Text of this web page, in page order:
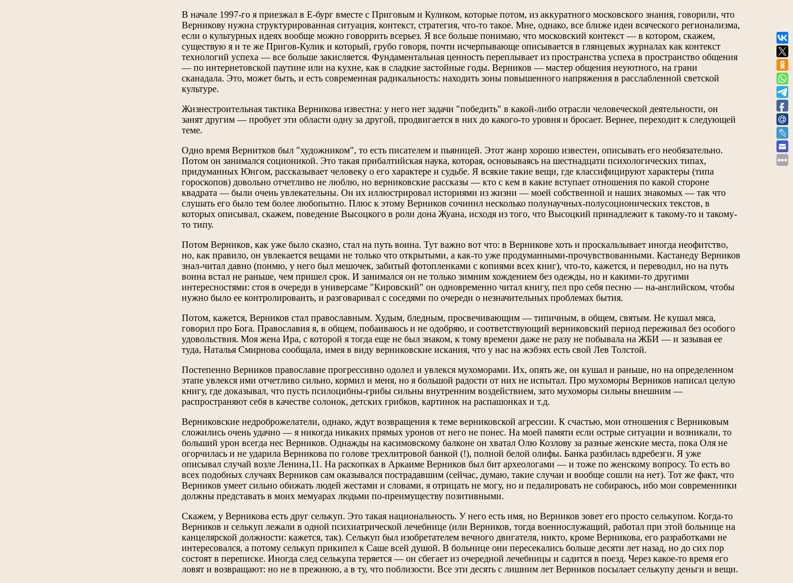
В начале 1997-го я приезжал в Е-бург вместе с Приговым и Куликом, которые потом, из аккуратного московского знания, говорили, что
Верникову нужна структурированная ситуация, контекст, стратегия, что-то такое. Мне, однако, все ближе идеи всяческого регионализма,
если о культурных идеях вообще можно говоррить всерьез. Я все больше понимаю, что московский контекст — в котором, скажем,
существую я и те же Пригов-Кулик и который, грубо говоря, почти исчерпывающе описывается в глянцевых журналах как контекст
технологий успеха — все больше закисляется. Фундаментальная ценность переплывает из пространства успеха в пространство общения
— по интернетовской паутине или на кухне, как в сладкие застойные годы. Верников — мастер общения неуютного, на грани
сканадала. Это, может быть, и есть современная радикальность: находить зоны повышенного напряжения в расслабленной светской
культуре.
Жизнестроительная тактика Верникова известна: у него нет задачи "победить" в какой-либо отрасли человеческой деятельности, он
занят другим — пробует эти области одну за другой, продвигается в них до какого-то уровня и бросает. Вернее, переходит к следующей
теме.
Одно время Вернитков был "художником", то есть писателем и пьяницей. Этот жанр хорошо известен, описывать его необязательно.
Потом он занимался соционикой. Это такая прибалтийская наука, которая, основываясь на шестнадцати психологических типах,
придуманных Юнгом, рассказывает человеку о его характере и судьбе. Я всякие такие вещи, где классифицируют характеры (типа
гороскопов) довольно отчетливо не люблю, но верниковские рассказы — кто с кем в какие вступает отношения по какой стороне
квадрата — были очень увлекательны. Он их иллюстрировал историями из жизни — моей собственной и наших знакомых — так что
слушать его было тем более любопытно. Плюс к этому Верников сочинил несколько полунаучных-полусоционических текстов, в
которых описывал, скажем, поведение Высоцкого в роли дона Жуана, исходя из того, что Высоцкий принадлежит к такому-то и такому-
то типу.
Потом Верников, как уже было сказно, стал на путь воина. Тут важно вот что: в Верникове хоть и проскальзывает иногда неофитство,
но, как правило, он увлекается вещами не только что открытыми, а как-то уже продуманными-прочувствованными. Кастанеду Верников
знал-читал давно (понмю, у него был мешочек, забитый фотопленками с копиями всех книг), что-то, кажется, и переводил, но на путь
воина встал не раньше, чем пришел срок. И занимался он не только зимним хождением без одежды, но и какими-то другими
интересностями: стоя в очереди в универсаме "Кировский" он одновременно читал книгу, пел про себя песню — на-английском, чтобы
нужно было ее контролироваить, и разговаривал с соседями по очереди о незначительных проблемах бытия.
Потом, кажется, Верников стал православным. Худым, бледным, просвечивающим — типичным, в общем, святым. Не кушал мяса,
говорил про Бога. Православия я, в общем, побаиваюсь и не одобряю, и соответствующий верниковский период переживал без особого
удовольствия. Моя жена Ира, с которой я тогда еще не был знаком, к тому времени даже не разу не побывала на ЖБИ — и зазывая ее
туда, Наталья Смирнова сообщала, имея в виду верниковские искания, что у нас на жэбэях есть свой Лев Толстой.
Постепенно Верников православие прогрессивно одолел и увлекся мухоморами. Их, опять же, он кушал и раньше, но на определенном
этапе увлекся ими отчетливо сильно, кормил и меня, но я большой радости от них не испытал. Про мухоморы Верников написал целую
книгу, где доказывал, что пусть псилоцибны-грибы сильны внутренним воздействием, зато мухоморы сильны внешним —
распространяют себя в качестве солонок, детских грибков, картинок на распашонках и т.д.
Верниковские недроброжелатели, однако, ждут возвращения к теме верниковской агрессии. К счастью, мои отношения с Верниковым
сложились очень удачно — я никогда никаких прямых уронов от него не понес. На моей памяти если острые ситуации и возникали, то
больший урон всегда нес Верников. Однажды на касимовскому балконе он хватал Олю Козлову за разные женские места, пока Оля не
огорчилась и не ударила Верникова по голове трехлитровой банкой (!), полной белой олифы. Банка разбилась вдребезги. Я уже
описывал случай возле Ленина,11. На раскопках в Аркаиме Верников был бит археологами — и тоже по женскому вопросу. То есть во
всех подобных случаях Верников сам оказывался пострадавшим (сейчас, думаю, такие случаи и вообще сошли на нет). Тот же факт, что
Верников умеет сильно обижать людей жестами и словами, я отрицать не могу, но и педалировать не собираюсь, ибо мои современники
должны представать в моих мемуарах людьми по-преимуществу позитивными.
Скажем, у Верникова есть друг селькуп. Это такая национальность. У него есть имя, но Верников зовет его просто селькупом. Когда-то
Верников и селькуп лежали в одной психиатрической лечебнице (или Верников, тогда военнослужащий, работал при этой больнице на
канцелярской должности: кажется, так). Селькуп был изобретателем вечного двигателя, никто, кроме Верникова, его разработками не
интересовался, а потому селькуп прикипел к Саше всей душой. В больнице они пересекались больше десяти лет назад, но до сих пор
состоят в переписке. Иногда след селькупа теряется — он сбегает из очередной лечебницы и садится в поезд. Через какое-то время его
ловят и возвращают: но не в прежнюю, а в ту, что поблизости. Все эти десять с лишним лет Верников посылает селькупу деньги и вещи.